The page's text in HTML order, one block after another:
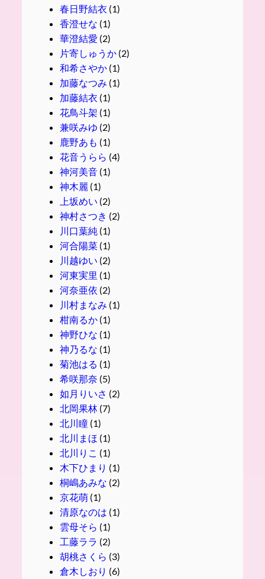
春日野結衣 (1)
香澄せな (1)
華澄結愛 (2)
片寄しゅうか(2)
和希さやか(1)
加藤なつみ (1)
加藤結衣 (1)
花鳥斗架 (1)
兼咲みゆ (2)
鹿野あも (1)
花音うらら (4)
神河美音(1)
神木麗 (1)
上坂めい (2)
神村さつき (2)
川口葉純 (1)
河合陽菜(1)
川越ゆい (2)
河東実里 (1)
河奈亜依 (2)
川村まなみ (1)
柑南るか(1)
神野ひな (1)
神乃るな (1)
菊池はる (1)
希咲那奈 (5)
如月りいさ (2)
北岡果林 (7)
北川瞳(1)
北川まほ (1)
北川りこ (1)
木下ひまり (1)
桐嶋あみな (2)
京花萌(1)
清原なのは (1)
雲母そら (1)
工藤ララ (2)
胡桃さくら (3)
倉木しおり (6)